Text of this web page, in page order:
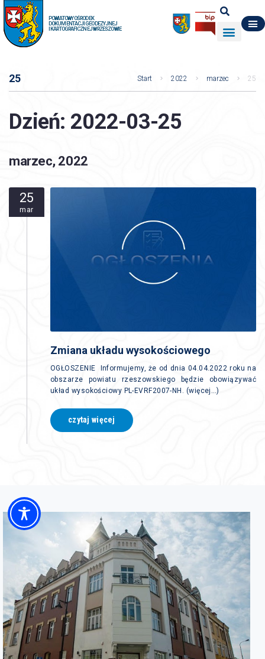
POWIATOWY OŚRODEK
DOKUMENTACJI GEODEZYJNEJ
I KARTOGRAFICZNEJ W RZESZOWIE
25 Start 2022 marzec 25
Dzień: 2022-03-25
marzec, 2022
25
mar
Zmiana układu wysokościowego
OGŁOSZENIE Informujemy, że od dnia 04.04.2022 roku na
obszarze powiatu rzeszowskiego będzie obowiązywać
układ wysokościowy PL-EVRF2007-NH. (więcej…)
czytaj więcej